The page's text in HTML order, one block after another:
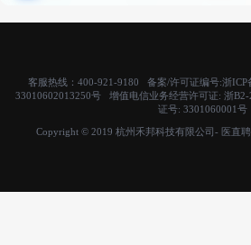
客服热线：400-921-9180 备案/许可证编号:浙ICP
33010602013250号 增值电信业务经营许可证: 浙B2-
证号: 3301060001号
Copyright © 2019 杭州禾邦科技有限公司- 医直